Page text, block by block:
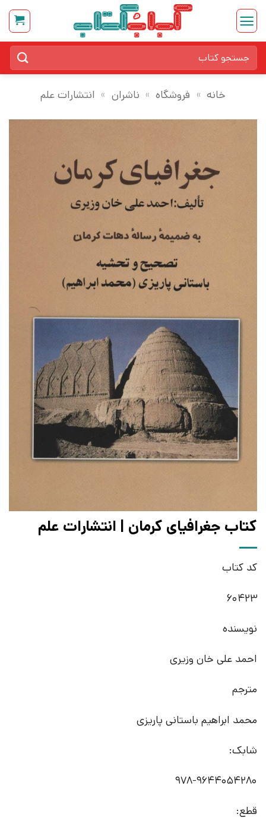
Skip
content
برای:
خانه » فروشگاه » ناشران » انتشارات علم
کتاب جغرافیای کرمان | انتشارات علم
کد کتاب
60423
نویسنده
احمد علی خان وزیری
مترجم
محمد ابراهیم باستانی پاریزی
شابک:
978-9644054280
قطع: